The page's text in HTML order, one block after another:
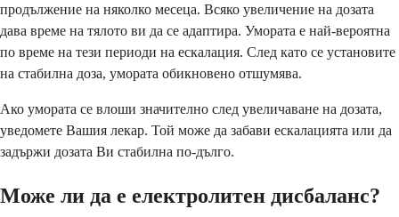
продължение на няколко месеца. Всяко увеличение на дозата
дава време на тялото ви да се адаптира. Умората е най-вероятна
по време на тези периоди на ескалация. След като се установите
на стабилна доза, умората обикновено отшумява.
Ако умората се влоши значително след увеличаване на дозата,
уведомете Вашия лекар. Той може да забави ескалацията или да
задържи дозата Ви стабилна по-дълго.
Може ли да е електролитен дисбаланс?